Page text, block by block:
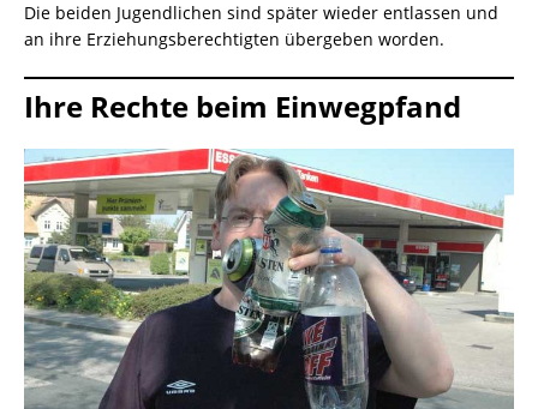
Die beiden Jugendlichen sind später wieder entlassen und
an ihre Erziehungsberechtigten übergeben worden.
Ihre Rechte beim Einwegpfand